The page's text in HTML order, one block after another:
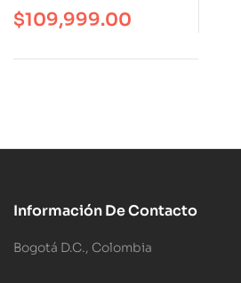
$109,999.00
Información De Contacto
Bogotá D.C., Colombia